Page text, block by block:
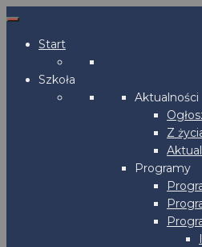
Start
Szkoła
Aktualności
Z
Programy